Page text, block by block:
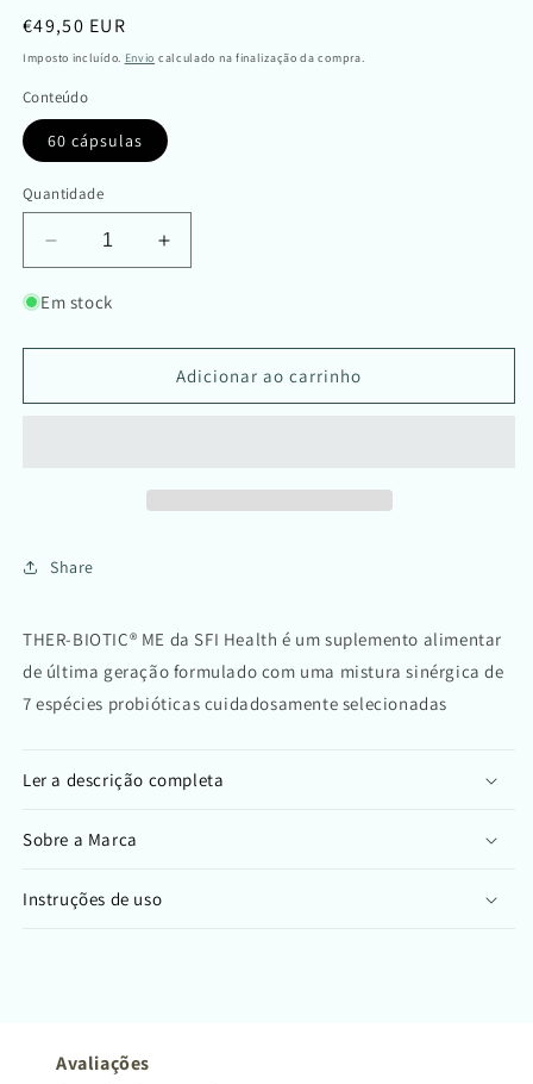
Preço
normal
€49,50 EUR
Imposto incluído. Envio calculado na finalização da compra.
Conteúdo
60 cápsulas
Quantidade
Diminuir
a
quantidade
THER-
ME
Aumentar
a
THER-
BIOTIC®
ME
Em stock
Adicionar ao carrinho
Share
THER-BIOTIC® ME da SFI Health é um suplemento alimentar
de última geração formulado com uma mistura sinérgica de
7 espécies probióticas cuidadosamente selecionadas
Ler a descrição completa
Sobre a Marca
Instruções de uso
Avaliações